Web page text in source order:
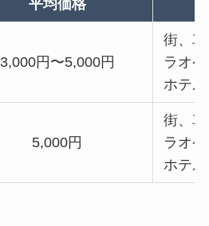
平均価格
3,000円〜5,000円
街、
ラオ
ホテル
5,000円
街、
ラオ
ホテル